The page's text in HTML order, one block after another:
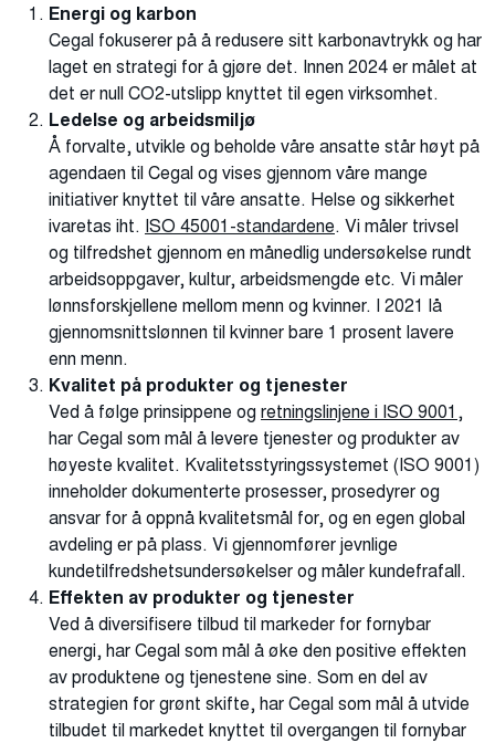
Energi og karbon
Cegal fokuserer på å redusere sitt karbonavtrykk og har
laget en strategi for å gjøre det. Innen 2024 er målet at
det er null CO2-utslipp knyttet til egen virksomhet.
Ledelse og arbeidsmiljø
Å forvalte, utvikle og beholde våre ansatte står høyt på
agendaen til Cegal og vises gjennom våre mange
initiativer knyttet til våre ansatte. Helse og sikkerhet
ivaretas iht. ISO 45001-standardene. Vi måler trivsel
og tilfredshet gjennom en månedlig undersøkelse rundt
arbeidsoppgaver, kultur, arbeidsmengde etc. Vi måler
lønnsforskjellene mellom menn og kvinner. I 2021 lå
gjennomsnittslønnen til kvinner bare 1 prosent lavere
enn menn.
Kvalitet på produkter og tjenester
Ved å følge prinsippene og retningslinjene i ISO 9001,
har Cegal som mål å levere tjenester og produkter av
høyeste kvalitet. Kvalitetsstyringssystemet (ISO 9001)
inneholder dokumenterte prosesser, prosedyrer og
ansvar for å oppnå kvalitetsmål for, og en egen global
avdeling er på plass. Vi gjennomfører jevnlige
kundetilfredshetsundersøkelser og måler kundefrafall.
Effekten av produkter og tjenester
Ved å diversifisere tilbud til markeder for fornybar
energi, har Cegal som mål å øke den positive effekten
av produktene og tjenestene sine. Som en del av
strategien for grønt skifte, har Cegal som mål å utvide
tilbudet til markedet knyttet til overgangen til fornybar